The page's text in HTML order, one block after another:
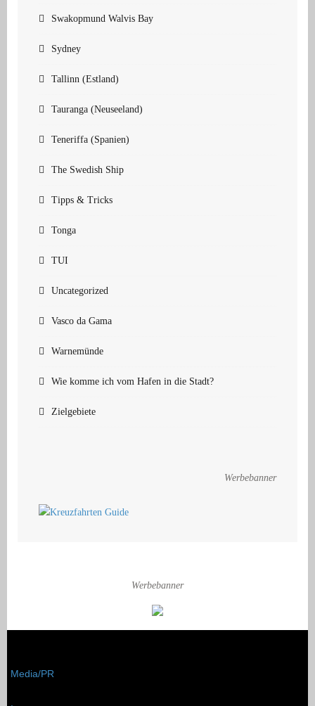
Swakopmund Walvis Bay
Sydney
Tallinn (Estland)
Tauranga (Neuseeland)
Teneriffa (Spanien)
The Swedish Ship
Tipps & Tricks
Tonga
TUI
Uncategorized
Vasco da Gama
Warnemünde
Wie komme ich vom Hafen in die Stadt?
Zielgebiete
Werbebanner
Werbebanner
Media/PR